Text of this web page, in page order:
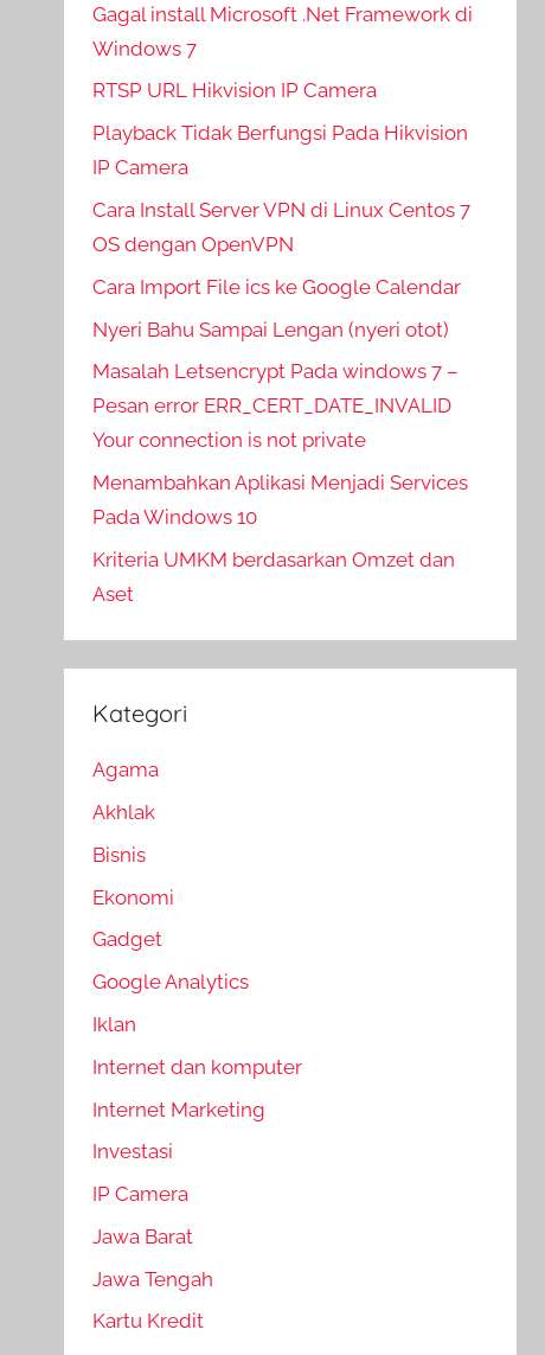
Gagal install Microsoft .Net Framework di
Windows 7
RTSP URL Hikvision IP Camera
Playback Tidak Berfungsi Pada Hikvision
IP Camera
Cara Install Server VPN di Linux Centos 7
OS dengan OpenVPN
Cara Import File ics ke Google Calendar
Nyeri Bahu Sampai Lengan (nyeri otot)
Masalah Letsencrypt Pada windows 7 –
Pesan error ERR_CERT_DATE_INVALID
Your connection is not private
Menambahkan Aplikasi Menjadi Services
Pada Windows 10
Kriteria UMKM berdasarkan Omzet dan
Aset
Kategori
Agama
Akhlak
Bisnis
Ekonomi
Gadget
Google Analytics
Iklan
Internet dan komputer
Internet Marketing
Investasi
IP Camera
Jawa Barat
Jawa Tengah
Kartu Kredit